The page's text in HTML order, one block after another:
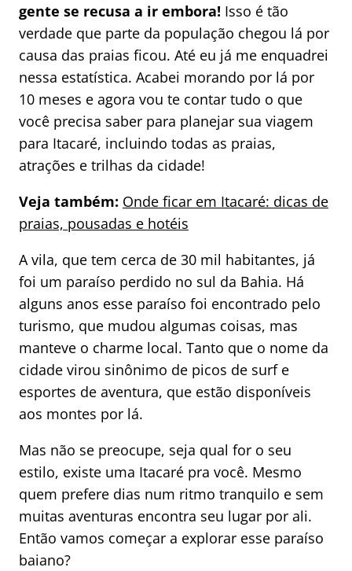
gente se recusa a ir embora! Isso é tão
verdade que parte da população chegou lá por
causa das praias ficou. Até eu já me enquadrei
nessa estatística. Acabei morando por lá por
10 meses e agora vou te contar tudo o que
você precisa saber para planejar sua viagem
para Itacaré, incluindo todas as praias,
atrações e trilhas da cidade!
Veja também: Onde ficar em Itacaré: dicas de
praias, pousadas e hotéis
A vila, que tem cerca de 30 mil habitantes, já
foi um paraíso perdido no sul da Bahia. Há
alguns anos esse paraíso foi encontrado pelo
turismo, que mudou algumas coisas, mas
manteve o charme local. Tanto que o nome da
cidade virou sinônimo de picos de surf e
esportes de aventura, que estão disponíveis
aos montes por lá.
Mas não se preocupe, seja qual for o seu
estilo, existe uma Itacaré pra você. Mesmo
quem prefere dias num ritmo tranquilo e sem
muitas aventuras encontra seu lugar por ali.
Então vamos começar a explorar esse paraíso
baiano?